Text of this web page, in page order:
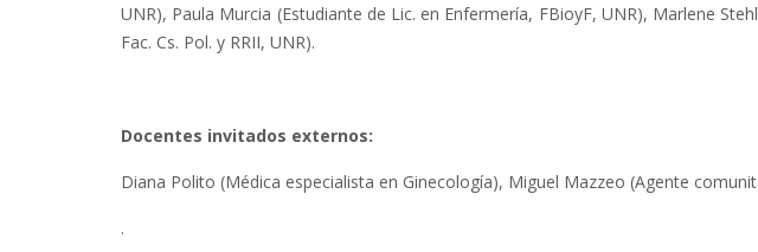
UNR), Paula Murcia (Estudiante de Lic. en Enfermería, FBioyF, UNR), Marlene
Fac. Cs. Pol. y RRII, UNR).
Docentes invitados externos:
Diana Polito (Médica especialista en Ginecología), Miguel Mazzeo (Agente
.